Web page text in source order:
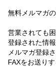
無料メルマガ
営業されても
登録された情
メルマガ登録
FAXをお送り